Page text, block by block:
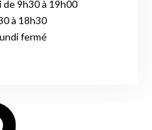
de 9h30 à 19h00
à 18h30
fermé